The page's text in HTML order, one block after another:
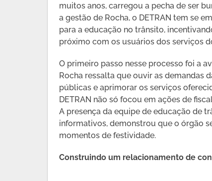
muitos anos, carregou a pecha de ser
a gestão de Rocha, o DETRAN tem se
para a educação no trânsito,
próximo com os usuários dos serviços
O primeiro passo nesse processo foi a
Rocha ressalta que ouvir as demandas
públicas e aprimorar os serviços
DETRAN não só focou em ações de
A presença da equipe de educação de
informativos, demonstrou que o órgão
momentos de festividade.
Construindo um relacionamento de